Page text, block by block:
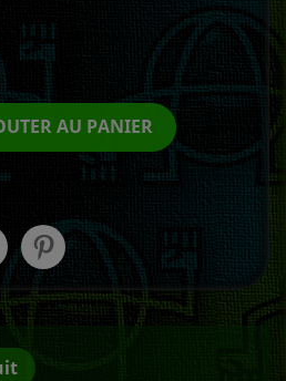
AU PANIER